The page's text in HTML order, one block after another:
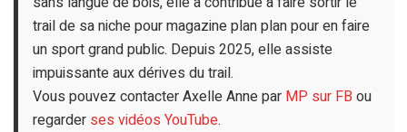
trail de sa niche pour magazine plan plan pour en faire
un sport grand public. Depuis 2025, elle assiste
impuissante aux dérives du trail.
Vous pouvez contacter Axelle Anne par MP sur FB ou
regarder ses vidéos YouTube.